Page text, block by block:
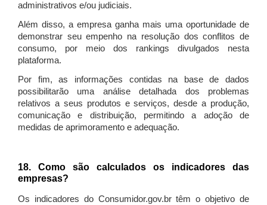
administrativos e/ou judiciais.
Além disso, a empresa ganha mais uma oportunidade de
demonstrar seu empenho na resolução dos conflitos de
consumo, por meio dos rankings divulgados nesta
plataforma.
Por fim, as informações contidas na base de dados
possibilitarão uma análise detalhada dos problemas
relativos a seus produtos e serviços, desde a produção,
comunicação e distribuição, permitindo a adoção de
medidas de aprimoramento e adequação.
18. Como são calculados os indicadores das
empresas?
Os indicadores do Consumidor.gov.br têm o objetivo de